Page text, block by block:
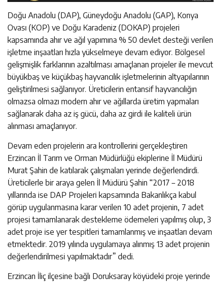
Doğu Anadolu (DAP), Güneydoğu Anadolu (GAP), Konya
Ovası (KOP) ve Doğu Karadeniz (DOKAP) projeleri
kapsamında ahır ve ağıl yapımına % 50 devlet desteği verilen
işletme inşaatları hızla yükselmeye devam ediyor. Bölgesel
gelişmişlik farklarının azaltılması amaçlanan projeler ile mevcut
büyükbaş ve küçükbaş hayvancılık işletmelerinin altyapılarının
geliştirilmesi sağlanıyor. Üreticilerin entansif hayvancılığın
olmazsa olmazı modern ahır ve ağıllarda üretim yapmaları
sağlanarak daha az iş gücü, daha az girdi ile kaliteli ürün
alınması amaçlanıyor.
Devam eden projelerin ara kontrollerini gerçekleştiren
Erzincan İl Tarım ve Orman Müdürlüğü ekiplerine İl Müdürü
Murat Şahin de katılarak çalışmaları yerinde değerlendirdi.
Üreticilerle bir araya gelen İl Müdürü Şahin “2017 – 2018
yıllarında ise DAP Projeleri kapsamında Bakanlıkça kabul
görüp uygulanmasına karar verilen 10 adet projenin, 7 adet
projesi tamamlanarak destekleme ödemeleri yapılmış olup, 3
adet proje ise yer tespitleri tamamlanmış ve inşaatları devam
etmektedir. 2019 yılında uygulamaya alınmış 13 adet projenin
değerlendirilmesi yapılmaktadır” dedi.
Erzincan İliç ilçesine bağlı Doruksaray köyüdeki proje yerinde